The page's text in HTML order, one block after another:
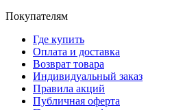
Покупателям
Где купить
Оплата и доставка
Возврат товара
Индивидуальный заказ
Правила акций
Публичная оферта